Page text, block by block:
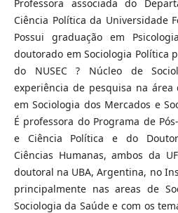
Professora associada do
Ciência Política da Universidade
Possui graduação em
doutorado em Sociologia Política
do NUSEC ? Núcleo de
experiência de pesquisa na área
em Sociologia dos Mercados e
É professora do Programa de
e Ciência Política e do
Ciências Humanas, ambos da
doutoral na UBA, Argentina, no
principalmente nas areas de
Sociologia da Saúde e com os